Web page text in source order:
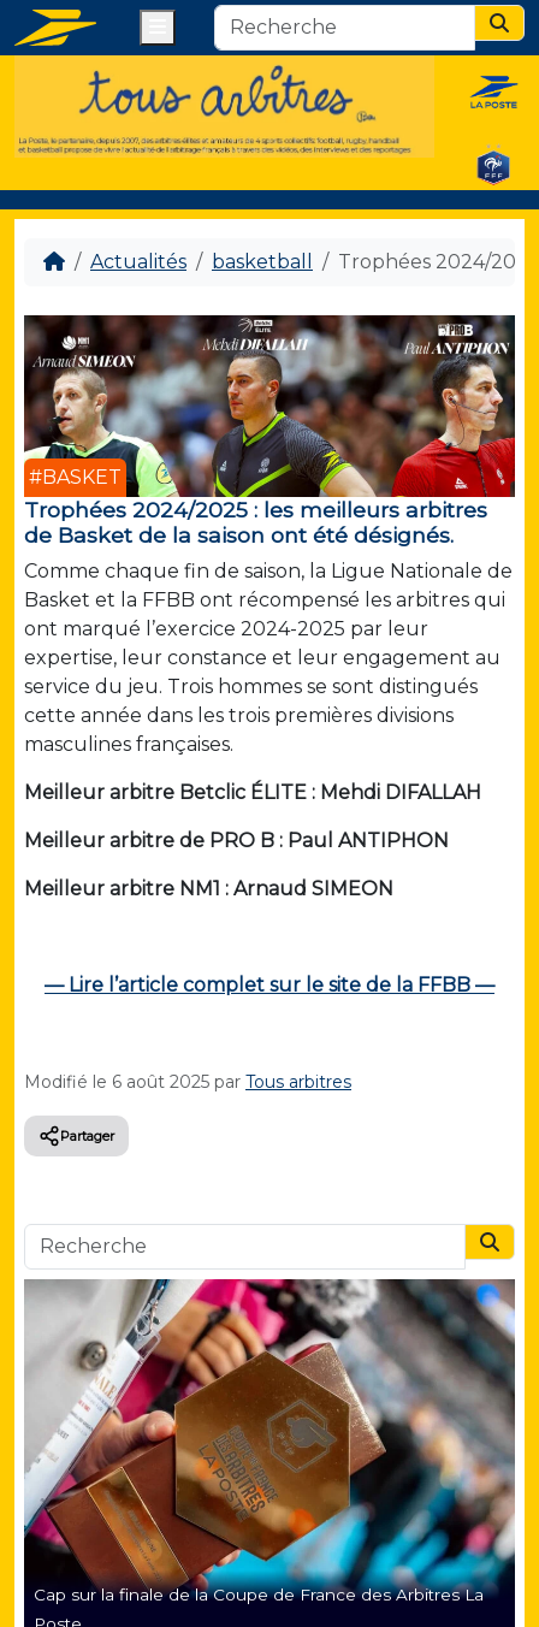
Actualités basketball Trophées 2024/
#BASKET
Trophées 2024/2025 : les meilleurs arbitres
de Basket de la saison ont été désignés.
Comme chaque fin de saison, la Ligue Nationale de
Basket et la FFBB ont récompensé les arbitres qui
ont marqué l’exercice 2024-2025 par leur
expertise, leur constance et leur engagement au
service du jeu. Trois hommes se sont distingués
cette année dans les trois premières divisions
masculines françaises.
Meilleur arbitre Betclic ÉLITE : Mehdi DIFALLAH
Meilleur arbitre de PRO B : Paul ANTIPHON
Meilleur arbitre NM1 : Arnaud SIMEON
— Lire l’article complet sur le site de la FFBB —
Modifié le 6 août 2025 par Tous arbitres
Partager
Cap sur la finale de la Coupe de France des Arbitres La
Poste